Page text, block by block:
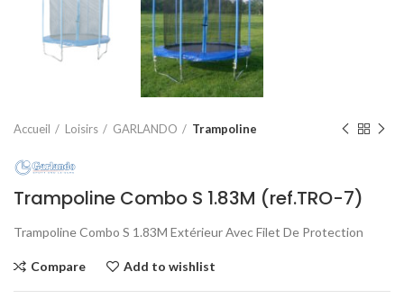
Accueil Loisirs GARLANDO Trampoline
Trampoline Combo S 1.83M (ref.TRO-7)
Trampoline Combo S 1.83M Extérieur Avec Filet De Protection
Compare Add to wishlist